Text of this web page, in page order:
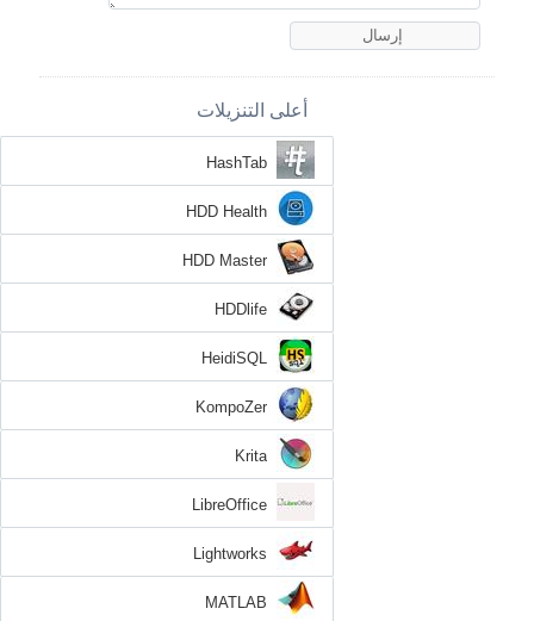
أعلى التنزيلات
HashTab
HDD Health
HDD Master
HDDlife
HeidiSQL
KompoZer
Krita
LibreOffice
Lightworks
MATLAB